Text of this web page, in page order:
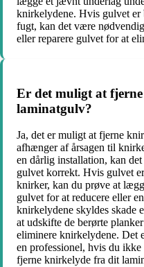
knirkelydene. Hvis gulvet er
fugt, kan det være
eller reparere gulvet for at
Er det muligt at
laminatgulv?
Ja, det er muligt at fjerne
afhænger af årsagen til
en dårlig installation, kan
gulvet korrekt. Hvis gulvet
knirker, kan du prøve at
gulvet for at reducere eller
knirkelydene skyldes skade
at udskifte de berørte
eliminere knirkelydene. Det
en professionel, hvis du
fjerne knirkelyde fra dit